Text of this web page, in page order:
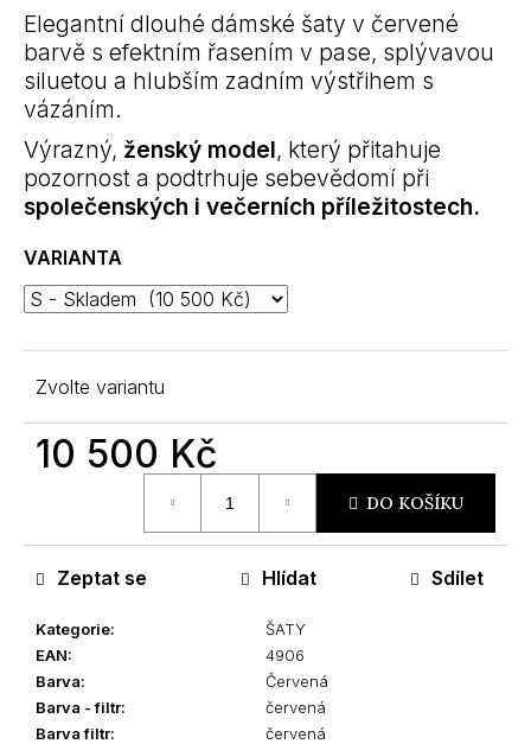
Elegantní dlouhé dámské šaty v červené
barvě s efektním řasením v pase, splývavou
siluetou a hlubším zadním výstřihem s
vázáním.
Výrazný, ženský model, který přitahuje
pozornost a podtrhuje sebevědomí při
společenských i večerních příležitostech.
VARIANTA
Zvolte variantu
10 500 Kč
DO KOŠÍKU
Kategorie:
ŠATY
EAN:
4906
Barva:
Červená
Barva - filtr:
červená
Barva filtr:
červená
Zeptat se Hlídat Sdílet
m
e